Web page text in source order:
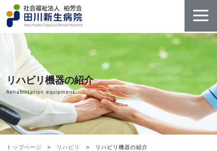
リハビリ機器の紹介
Rehabilitation equipment
トップページ リハビリ リハビリ機器の紹介